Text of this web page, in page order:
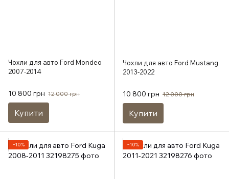
Чохли для авто Ford Mondeo
2007-2014
10 800 грн 12 000 грн
Купити
Чохли для авто Ford Mustang
2013-2022
10 800 грн 12 000 грн
Купити
−10% −10%